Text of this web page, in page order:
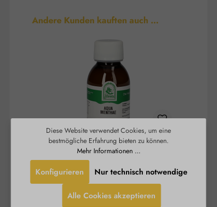
Produktgalerie überspringen
Andere Kunden kauften auch …
Aqua Menthae
Das St. Severin Aqua Menthae duftet weniger
ätherische Öl. Erhalten geblieben ist jedoch der
Diese Website verwendet Cookies, um eine
bestmögliche Erfahrung bieten zu können.
Mehr Informationen ...
Nur technisch notwendige
Konfigurieren
Alle Cookies akzeptieren